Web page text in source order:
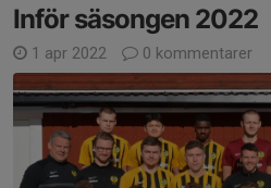
Inför säsongen 2022
1 apr 2022 0 kommentarer